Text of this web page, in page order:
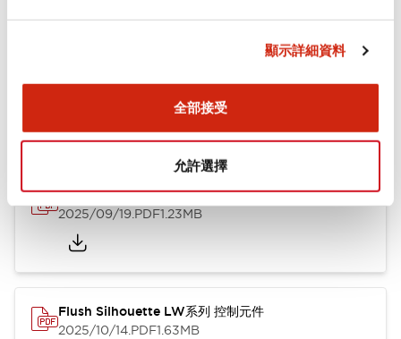
顯示詳細資料
全部接受
允許選擇
Flush Silhouette LW系列 控制元件 (英文版)
2025/09/19.PDF1.23MB
Flush Silhouette LW系列 控制元件
2025/10/14.PDF1.63MB